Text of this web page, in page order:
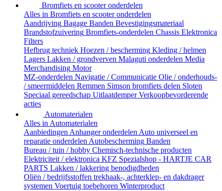
Bromfiets en scooter onderdelen
Alles in Bromfiets en scooter onderdelen
Aandrijving Bagage Banden Bevestigingsmateriaal
Brandstofzuivering Bromfiets-onderdelen Chassis Elektronica
Filters
Hefbrug techniek Hoezen / bescherming Kleding / helmen
Lagers Lakken / grondverven Malaguti onderdelen Media
Merchandising Motor
MZ-onderdelen Navigatie / Communicatie Olie / onderhouds-
/ smeermiddelen Remmen Simson bromfiets delen Sloten
Speciaal gereedschap Uitlaatdemper Verkoopbevorderende
acties
Automaterialen
Alles in Automaterialen
Aanbiedingen Anhanger onderdelen Auto universeel en
reparatie onderdelen Autobescherming Banden
Bureau / tuin / hobby Chemisch-technische producten
Elektriciteit / elektronica KFZ Spezialshop - HARTJE CAR
PARTS Lakken / lakkering benodigdheden
Oliën / bedrijfsstoffen trekhaak-, achterklep- en dakdrager
systemen Voertuig toebehoren Winterproduct